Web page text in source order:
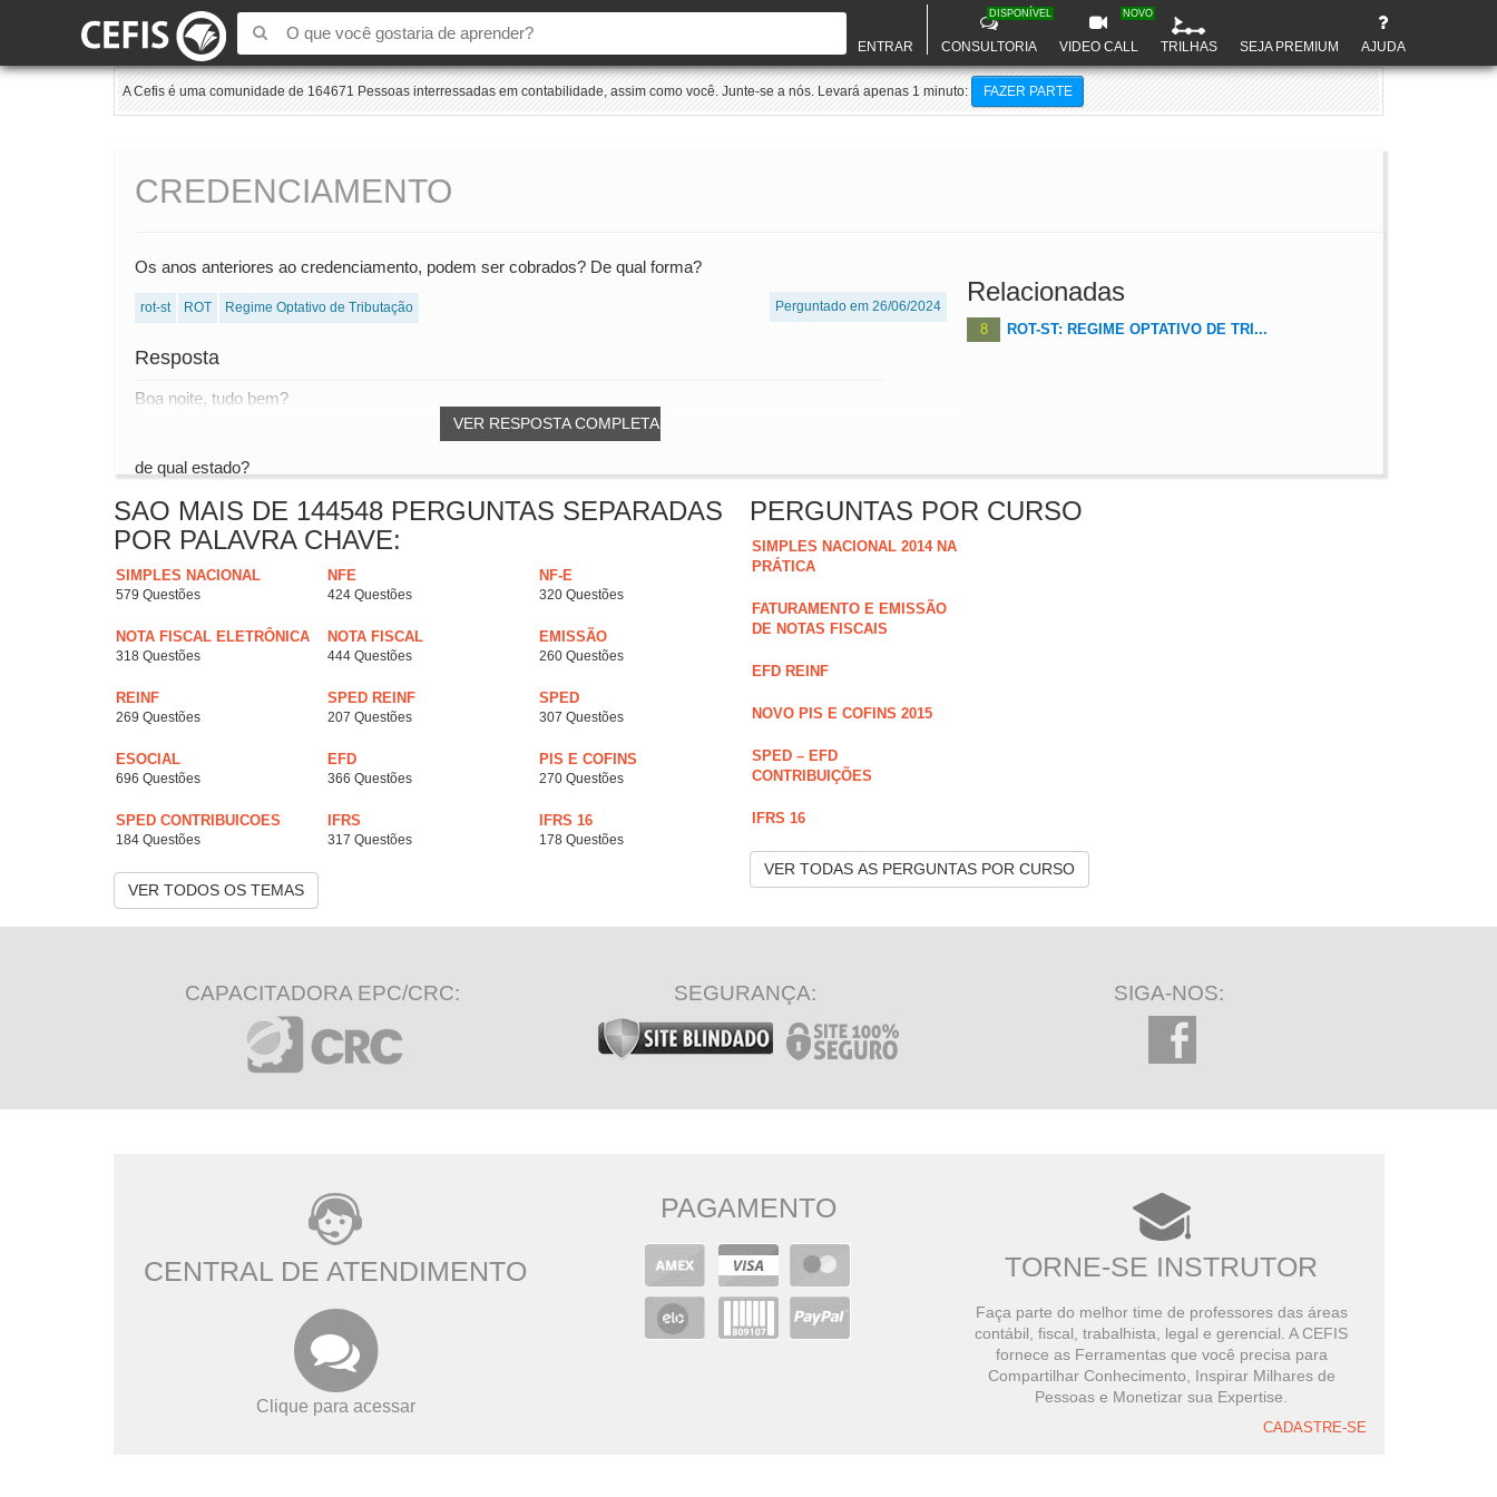
ENTRAR CONSULTORIA
DISPONÍVEL
VIDEO CALL
NOVO
TRILHAS SEJA PREMIUM AJUDA
A Cefis é uma comunidade de 164671 Pessoas interressadas em contabilidade, assim como você. Junte-se a nós. Levará apenas 1 minuto: FAZER PARTE
CREDENCIAMENTO
Os anos anteriores ao credenciamento, podem ser cobrados? De qual forma?
rot-st ROT Regime Optativo de Tributação Perguntado em 26/06/2024
Resposta
VER RESPOSTA COMPLETA
Boa noite, tudo bem?
de qual estado?
Relacionadas
8 ROT-ST: REGIME OPTATIVO DE TRI...
SAO MAIS DE 144548 PERGUNTAS SEPARADAS
POR PALAVRA CHAVE:
SIMPLES NACIONAL
579 Questões
NFE
424 Questões
NF-E
320 Questões
NOTA FISCAL ELETRÔNICA
318 Questões
NOTA FISCAL
444 Questões
EMISSÃO
260 Questões
REINF
269 Questões
SPED REINF
207 Questões
SPED
307 Questões
ESOCIAL
696 Questões
EFD
366 Questões
PIS E COFINS
270 Questões
SPED CONTRIBUICOES
184 Questões
IFRS
317 Questões
IFRS 16
178 Questões
VER TODOS OS TEMAS
PERGUNTAS POR CURSO
SIMPLES NACIONAL 2014 NA
PRÁTICA
FATURAMENTO E EMISSÃO
DE NOTAS FISCAIS
EFD REINF
NOVO PIS E COFINS 2015
SPED – EFD
CONTRIBUIÇÕES
IFRS 16
VER TODAS AS PERGUNTAS POR CURSO
CAPACITADORA EPC/CRC: SEGURANÇA: SIGA-NOS:
CENTRAL DE ATENDIMENTO
Clique para acessar
PAGAMENTO
TORNE-SE INSTRUTOR
Faça parte do melhor time de professores das áreas
contábil, fiscal, trabalhista, legal e gerencial. A CEFIS
fornece as Ferramentas que você precisa para
Compartilhar Conhecimento, Inspirar Milhares de
Pessoas e Monetizar sua Expertise.
CADASTRE-SE